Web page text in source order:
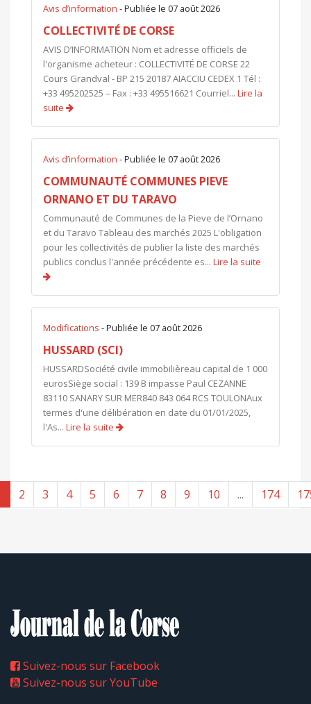
Avis d’information - Publiée le 07 août 2026
COLLECTIVITÉ DE CORSE
AVIS D’INFORMATION Nom et adresse officiels de
l'organisme acheteur : COLLECTIVITÉ DE CORSE 22
Cours Grandval - BP 215 20187 AIACCIU CEDEX 1 Tél :
+33 495202525 – Fax : +33 495516621 Courriel... Lire la
suite
Avis d’information - Publiée le 07 août 2026
COMMUNAUTÉ COMMUNES PIEVE
ORNANO ET DU TARAVO
Communauté de Communes de la Pieve de l’Ornano
et du Taravo Tableau des marchés 2025 L'obligation
pour les collectivités de publier la liste des marchés
publics conclus l'année précédente es... Lire la suite
Modifications - Publiée le 07 août 2026
HUSSARD (SCI)
HUSSARDSociété civile immobilièreau capital de 1 000
eurosSiège social : 139 B impasse Paul CEZANNE
83110 SANARY SUR MER840 843 064 RCS TOULONAux
termes d'une délibération en date du 01/01/2025,
l'As... Lire la suite
2 3 4 5 6 7 8 9 10 ... 174
Suivez-nous sur Facebook
Suivez-nous sur YouTube